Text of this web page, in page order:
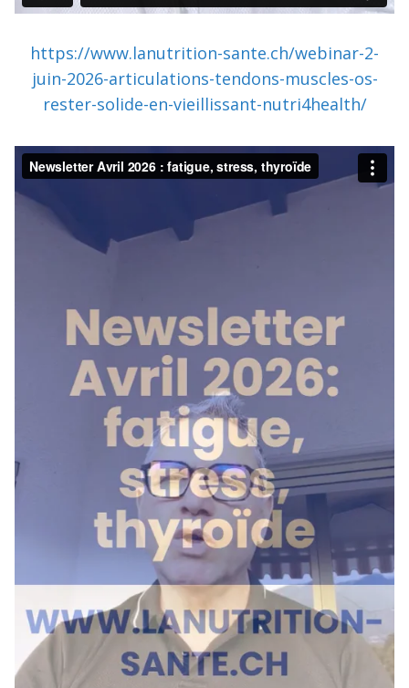
https://www.lanutrition-sante.ch/webinar-2-
juin-2026-articulations-tendons-muscles-os-
rester-solide-en-vieillissant-nutri4health/